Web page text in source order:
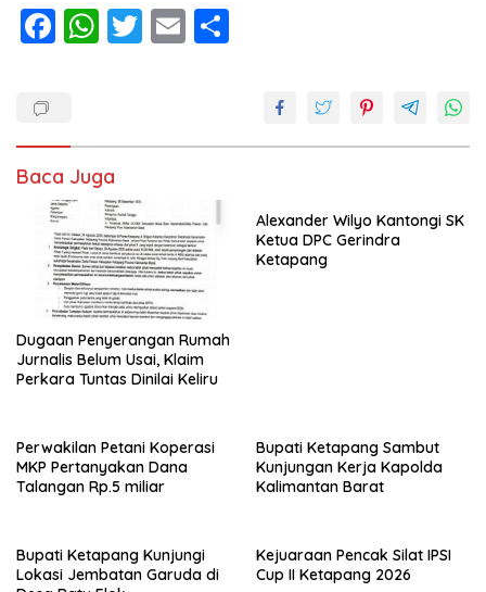
F
o
o
k
W
A
p
p
T E
Baca Juga
Dugaan Penyerangan Rumah
Jurnalis Belum Usai, Klaim
Perkara Tuntas Dinilai Keliru
Alexander Wilyo Kantongi SK
Ketua DPC Gerindra
Ketapang
Perwakilan Petani Koperasi
MKP Pertanyakan Dana
Talangan Rp.5 miliar
Bupati Ketapang Sambut
Kunjungan Kerja Kapolda
Kalimantan Barat
Bupati Ketapang Kunjungi
Lokasi Jembatan Garuda di
Kejuaraan Pencak Silat IPSI
Cup II Ketapang 2026